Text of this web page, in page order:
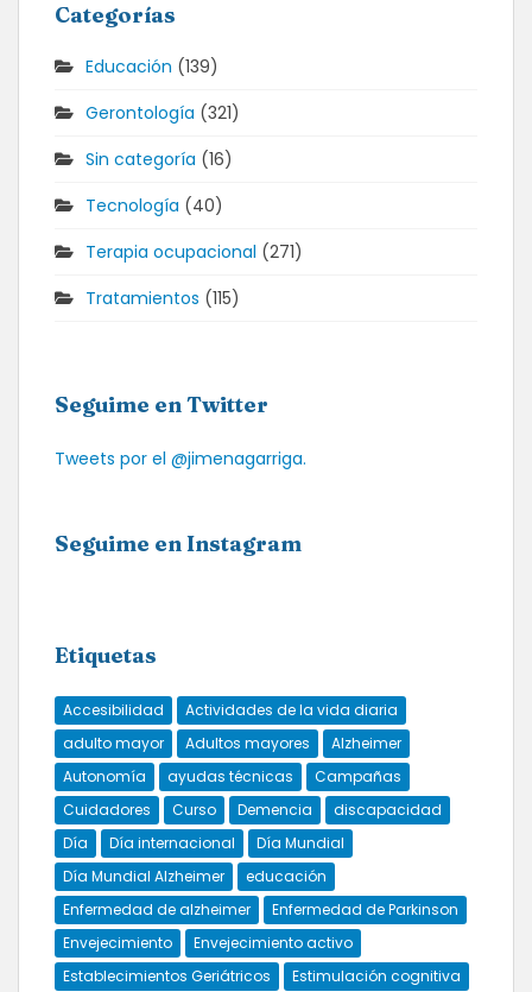
Categorías
Educación (139)
Gerontología (321)
Sin categoría (16)
Tecnología (40)
Terapia ocupacional (271)
Tratamientos (115)
Seguime en Twitter
Tweets por el @jimenagarriga.
Seguime en Instagram
Etiquetas
Accesibilidad
Actividades de la vida diaria
adulto mayor
Adultos mayores
Alzheimer
Autonomía
ayudas técnicas
Campañas
Cuidadores
Curso Demencia
discapacidad
Día
Día internacional
Día Mundial
Día Mundial Alzheimer
educación
Enfermedad de alzheimer
Enfermedad de Parkinson
Envejecimiento
Envejecimiento activo
Establecimientos Geriátricos
Estimulación cognitiva